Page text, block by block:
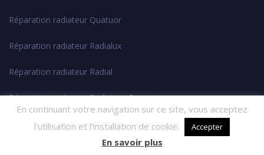
Réparation radiateur Quatuor
Réparation radiateur Radialux
Réparation radiateur Radial
Réparation radiateur Radiateur Français
Réparation radiateur RADIATHERM
Réparation radiateur RADIEL
En continuant votre navigation sur ce site, vous acceptez
l'utilisation et l'installation de cookie.
Accepter
En savoir plus